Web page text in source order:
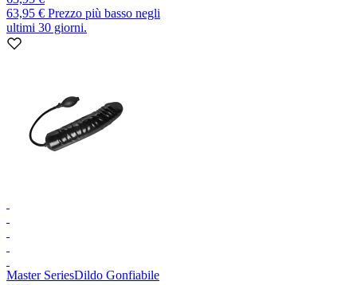
63,95 € Prezzo più basso negli
ultimi 30 giorni.
Master SeriesDildo Gonfiabile